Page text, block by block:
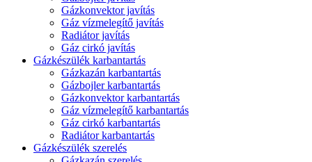
Gázkonvektor javítás
Gáz vízmelegítő javítás
Radiátor javítás
Gáz cirkó javítás
Gázkészülék karbantartás
Gázkazán karbantartás
Gázbojler karbantartás
Gázkonvektor karbantartás
Gáz vízmelegítő karbantartás
Gáz cirkó karbantartás
Radiátor karbantartás
Gázkészülék szerelés